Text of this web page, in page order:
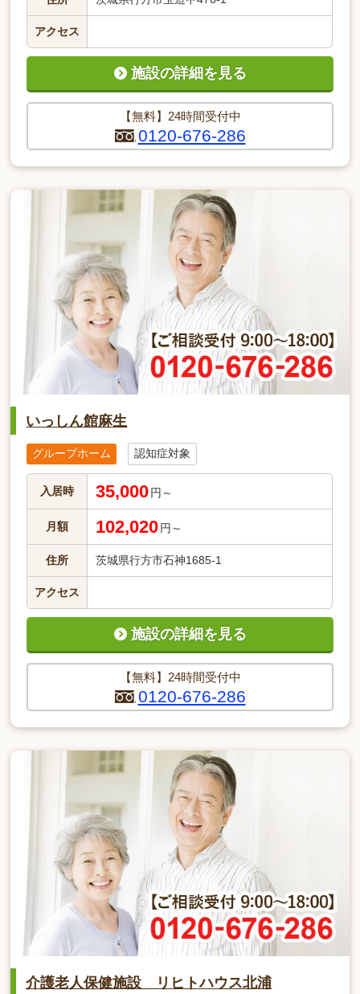
アクセス
【無料】24時間受付中
0120-676-286
施設の詳細を見る
いっしん館麻生
グループホーム 認知症対象
入居時 35,000 円～
月額 102,020 円～
住所 茨城県行方市石神1685-1
アクセス
【無料】24時間受付中
0120-676-286
施設の詳細を見る
介護老人保健施設 リヒトハウス北浦